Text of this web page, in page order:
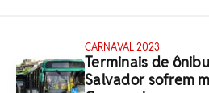
CARNAVAL 2023
Terminais de
Salvador sofrem